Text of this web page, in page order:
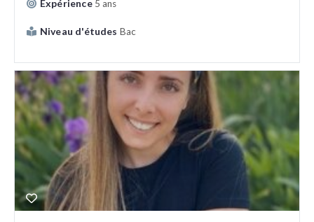
Expérience 5 ans
Niveau d'études Bac